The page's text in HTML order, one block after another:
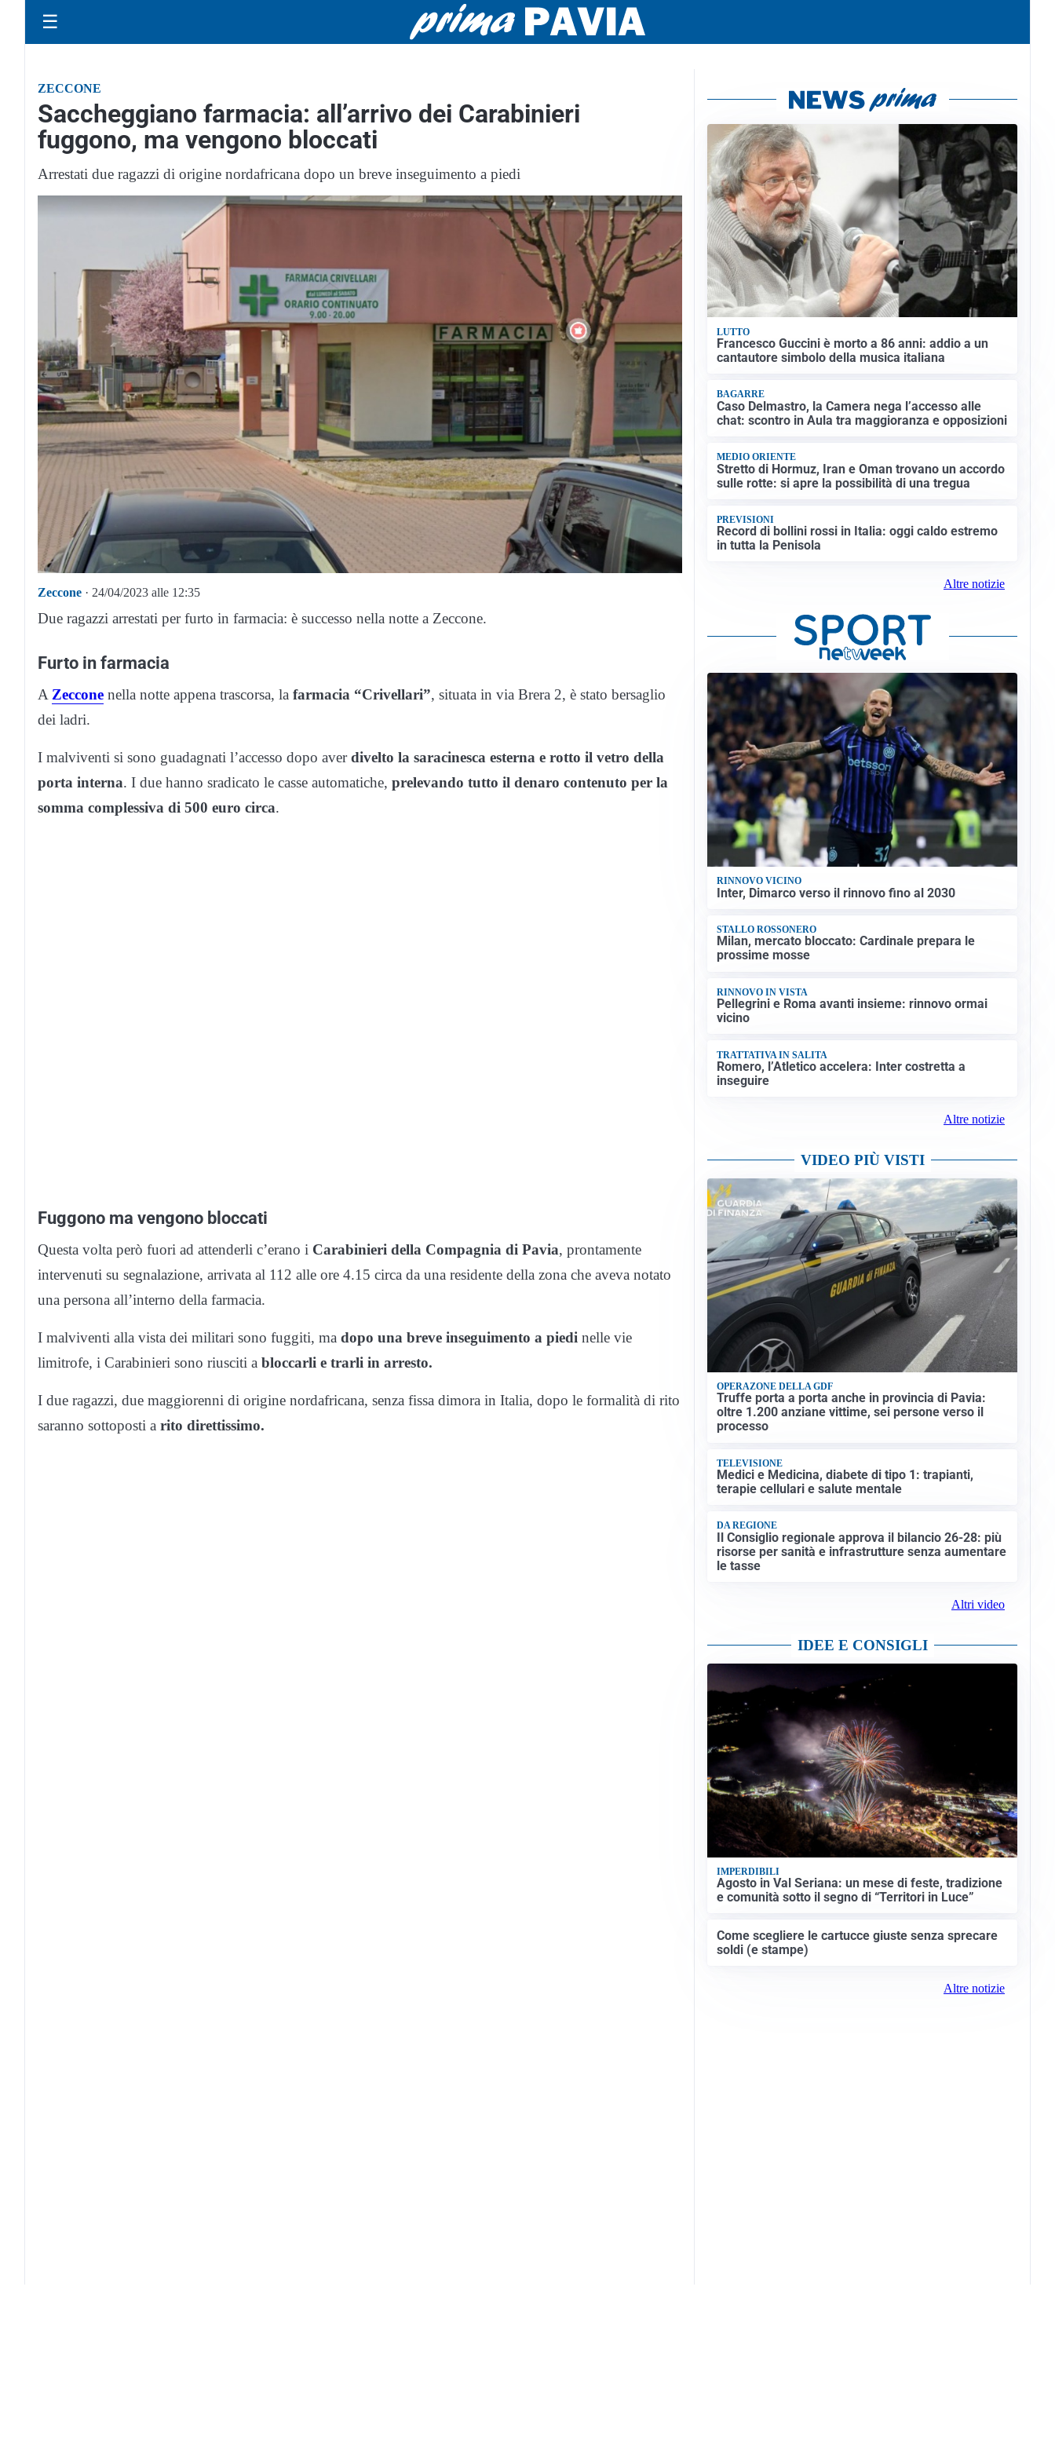
☰
ZECCONE
Saccheggiano farmacia: all’arrivo dei Carabinieri
fuggono, ma vengono bloccati
Arrestati due ragazzi di origine nordafricana dopo un breve inseguimento a piedi
Zeccone · 24/04/2023 alle 12:35
Due ragazzi arrestati per furto in farmacia: è successo nella notte a Zeccone.
Furto in farmacia
AZeccone nella notte appena trascorsa, la farmacia “Crivellari”, situata in via Brera 2, è stato bersaglio
dei ladri.
I malviventi si sono guadagnati l’accesso dopo averdivelto la saracinesca esterna e rotto il vetro della
porta interna. I due hanno sradicato le casse automatiche, prelevando tutto il denaro contenuto per la
somma complessiva di 500 euro circa.
Fuggono ma vengono bloccati
Questa volta però fuori ad attenderli c’erano i Carabinieri della Compagnia di Pavia, prontamente
intervenuti su segnalazione, arrivata al 112 alle ore 4.15 circa da una residente della zona che aveva notato
una persona all’interno della farmacia.
I malviventi alla vista dei militari sono fuggiti, ma dopo una breve inseguimento a piedi nelle vie
limitrofe, i Carabinieri sono riusciti a bloccarli e trarli in arresto.
I due ragazzi, due maggiorenni di origine nordafricana, senza fissa dimora in Italia, dopo le formalità di rito
saranno sottoposti a rito direttissimo.
LUTTO
Francesco Guccini è morto a 86 anni: addio a un
cantautore simbolo della musica italiana
BAGARRE
Caso Delmastro, la Camera nega l’accesso alle
chat: scontro in Aula tra maggioranza e opposizioni
MEDIO ORIENTE
Stretto di Hormuz, Iran e Oman trovano un accordo
sulle rotte: si apre la possibilità di una tregua
PREVISIONI
Record di bollini rossi in Italia: oggi caldo estremo
in tutta la Penisola
Altre notizie
RINNOVO VICINO
Inter, Dimarco verso il rinnovo fino al 2030
STALLO ROSSONERO
Milan, mercato bloccato: Cardinale prepara le
prossime mosse
RINNOVO IN VISTA
Pellegrini e Roma avanti insieme: rinnovo ormai
vicino
TRATTATIVA IN SALITA
Romero, l’Atletico accelera: Inter costretta a
inseguire
Altre notizie
VIDEO PIÙ VISTI
OPERAZONE DELLA GDF
Truffe porta a porta anche in provincia di Pavia:
oltre 1.200 anziane vittime, sei persone verso il
processo
TELEVISIONE
Medici e Medicina, diabete di tipo 1: trapianti,
terapie cellulari e salute mentale
DA REGIONE
Il Consiglio regionale approva il bilancio 26-28: più
risorse per sanità e infrastrutture senza aumentare
le tasse
Altri video
IDEE E CONSIGLI
IMPERDIBILI
Agosto in Val Seriana: un mese di feste, tradizione
e comunità sotto il segno di “Territori in Luce”
Come scegliere le cartucce giuste senza sprecare
soldi (e stampe)
Altre notizie